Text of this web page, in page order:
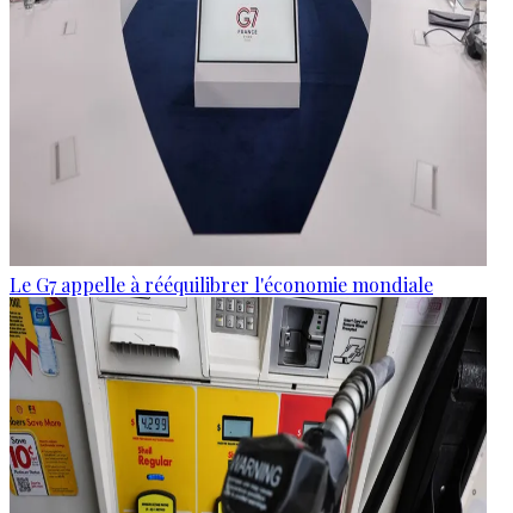
Le G7 appelle à rééquilibrer l'économie mondiale